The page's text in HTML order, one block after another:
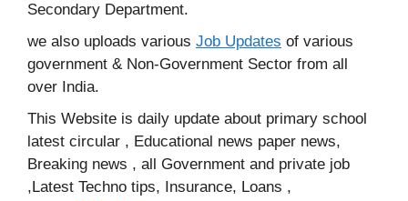
Secondary Department.
we also uploads various Job Updates of various
government & Non-Government Sector from all
over India.
This Website is daily update about primary school
latest circular , Educational news paper news,
Breaking news , all Government and private job
,Latest Techno tips, Insurance, Loans ,